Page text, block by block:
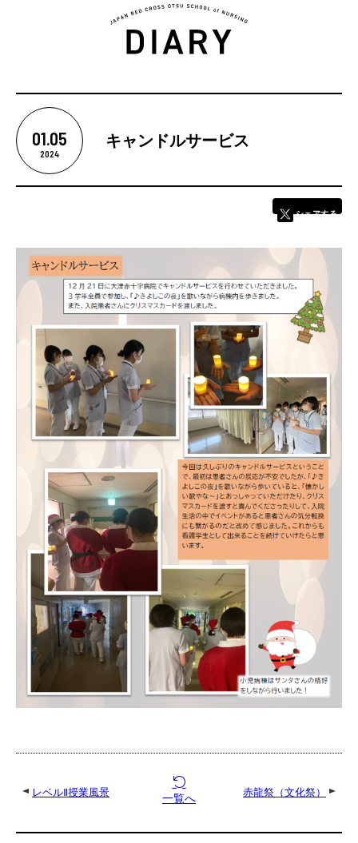
カリキュラム
教育理念
基本情報
卒業後の進路
学校評価
高等教育の修学支援制度
学生生活
キャンパスライフ
在学生の声
卒業生の声
施設紹介
受験案内
入試情報
学費
奨学金制度
資料請求
ウェブオープンキャンパス
01.05
2024
キャンドルサービス
シェアする
一覧へ
レベルⅡ授業風景 赤龍祭（文化祭）